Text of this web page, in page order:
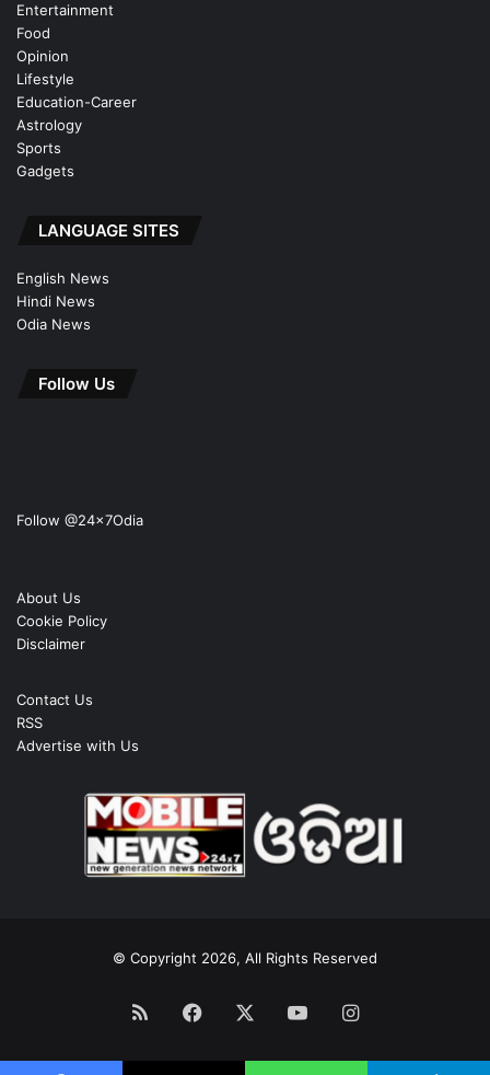
Entertainment
Food
Opinion
Lifestyle
Education-Career
Astrology
Sports
Gadgets
LANGUAGE SITES
English News
Hindi News
Odia News
Follow Us
Follow @24x7Odia
About Us
Cookie Policy
Disclaimer
Contact Us
RSS
Advertise with Us
© Copyright 2026, All Rights Reserved
RSS Facebook YouTubeInstagram